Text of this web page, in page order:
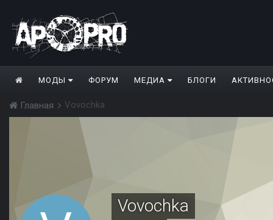
МОДЫ ФОРУМ МЕДИА БЛОГИ
Главная Vovochka
Vovochka